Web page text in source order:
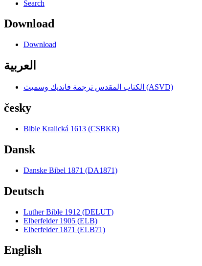
Search
Download
Download
العربية
الكتاب المقدس ترجمة فانديك وسميث (ASVD)
česky
Bible Kralická 1613 (CSBKR)
Dansk
Danske Bibel 1871 (DA1871)
Deutsch
Luther Bible 1912 (DELUT)
Elberfelder 1905 (ELB)
Elberfelder 1871 (ELB71)
English